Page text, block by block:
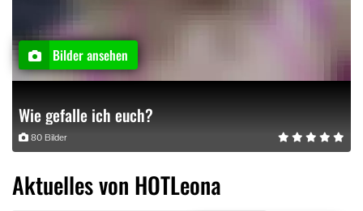
Bilder ansehen
Wie gefalle ich euch?
80 Bilder
Aktuelles von HOTLeona